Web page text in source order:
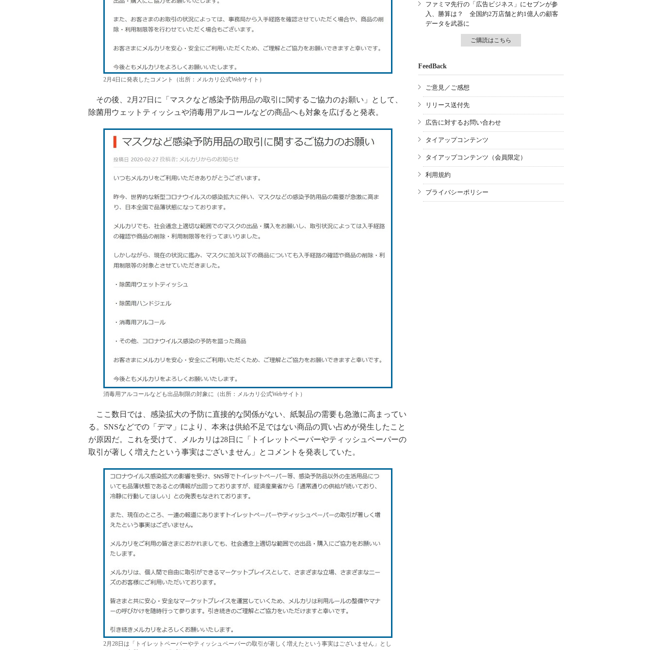
2月4日に発表したコメント（出所：メルカリ公式Webサイト）
その後、2月27日に「マスクなど感染予防用品の取引に関するご協力のお願い」として、
除菌用ウェットティッシュや消毒用アルコールなどの商品へも対象を広げると発表。
消毒用アルコールなども出品制限の対象に（出所：メルカリ公式Webサイト）
ここ数日では、感染拡大の予防に直接的な関係がない、紙製品の需要も急激に高まってい
る。SNSなどでの「デマ」により、本来は供給不足ではない商品の買い占めが発生したこと
が原因だ。これを受けて、メルカリは28日に「トイレットペーパーやティッシュペーパーの
取引が著しく増えたという事実はございません」とコメントを発表していた。
2月28日は「トイレットペーパーやティッシュペーパーの取引が著しく増えたという事実はございません」とし
ファミマ先行の「広告ビジネス」にセブンが参
入、勝算は？ 全国約2万店舗と約1億人の顧客
データを武器に
ご購読はこちら
FeedBack
ご意見／ご感想
リリース送付先
広告に対するお問い合わせ
タイアップコンテンツ
タイアップコンテンツ（会員限定）
利用規約
プライバシーポリシー